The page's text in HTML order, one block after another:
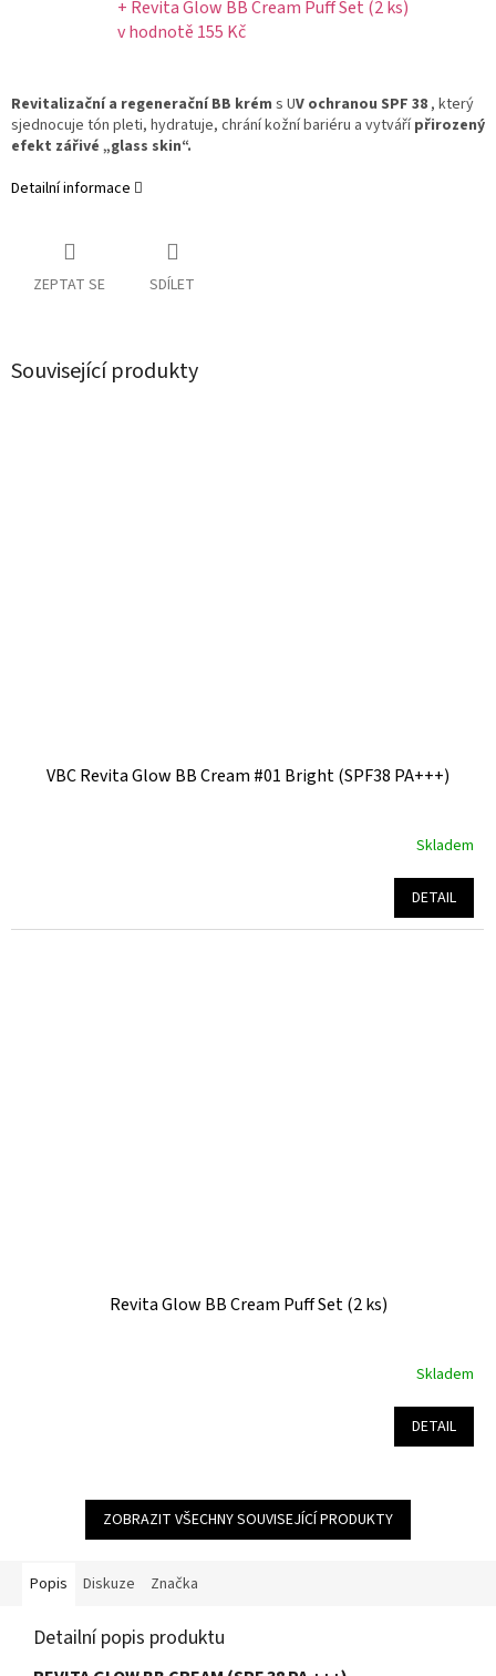
+ Revita Glow BB Cream Puff Set (2 ks)
v hodnotě 155 Kč
Revitalizační a regenerační BB krém s UV ochranou SPF 38, který
sjednocuje tón pleti, hydratuje, chrání kožní bariéru a vytvářípřirozený
efekt zářivé „glass skin“.
Detailní informace
ZEPTAT SE SDÍLET
Související produkty
VBC Revita Glow BB Cream #01 Bright (SPF38 PA+++)
5,0
Skladem
DETAIL
Revita Glow BB Cream Puff Set (2 ks)
Skladem
DETAIL
ZOBRAZIT VŠECHNY SOUVISEJÍCÍ PRODUKTY
Popis Diskuze Značka
Detailní popis produktu